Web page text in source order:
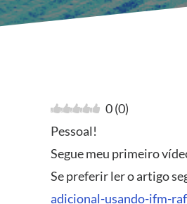
0(0)
Pessoal!
Segue meu primeiro
Se preferir ler o artigo
adicional-usando-ifm-